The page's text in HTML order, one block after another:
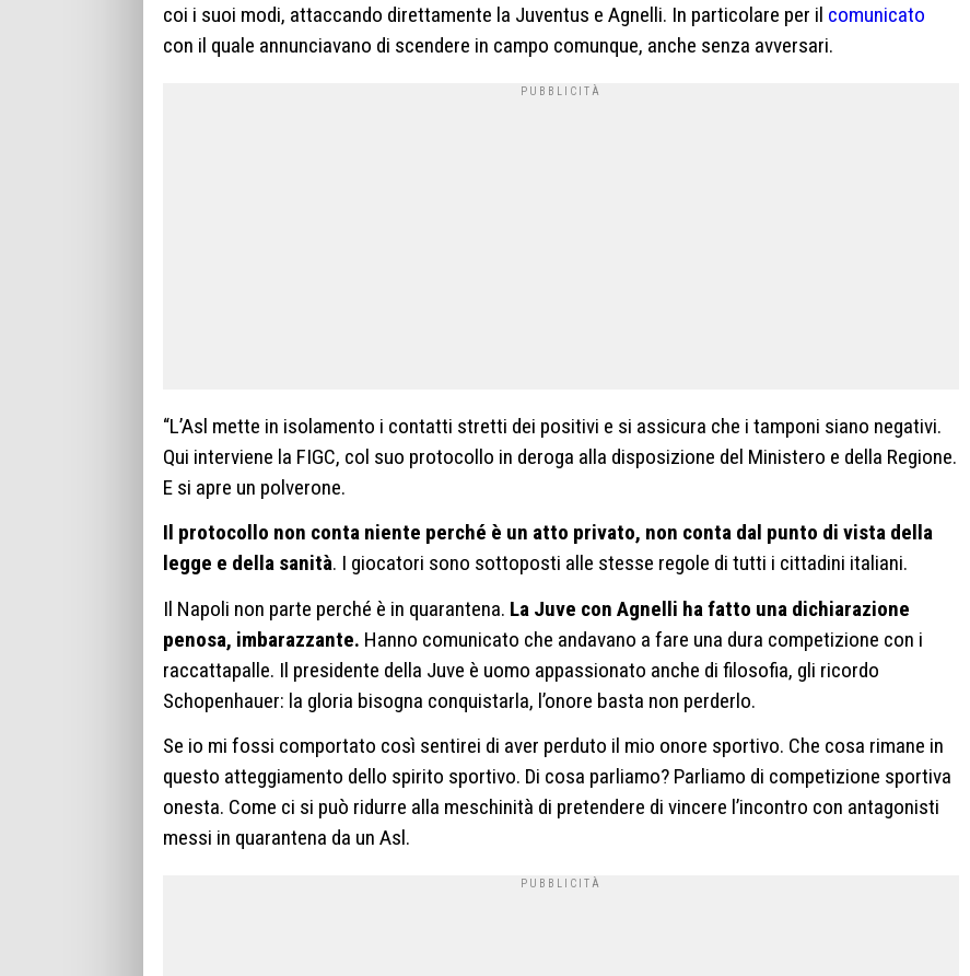
coi i suoi modi, attaccando direttamente la Juventus e Agnelli. In particolare per il comunicato
con il quale annunciavano di scendere in campo comunque, anche senza avversari.
“L’Asl mette in isolamento i contatti stretti dei positivi e si assicura che i tamponi siano negativi.
Qui interviene la FIGC, col suo protocollo in deroga alla disposizione del Ministero e della Regione.
E si apre un polverone.
Il protocollo non conta niente perché è un atto privato, non conta dal punto di vista della
legge e della sanità. I giocatori sono sottoposti alle stesse regole di tutti i cittadini italiani.
Il Napoli non parte perché è in quarantena. La Juve con Agnelli ha fatto una dichiarazione
penosa, imbarazzante. Hanno comunicato che andavano a fare una dura competizione con i
raccattapalle. Il presidente della Juve è uomo appassionato anche di filosofia, gli ricordo
Schopenhauer: la gloria bisogna conquistarla, l’onore basta non perderlo.
Se io mi fossi comportato così sentirei di aver perduto il mio onore sportivo. Che cosa rimane in
questo atteggiamento dello spirito sportivo. Di cosa parliamo? Parliamo di competizione sportiva
onesta. Come ci si può ridurre alla meschinità di pretendere di vincere l’incontro con antagonisti
messi in quarantena da un Asl.